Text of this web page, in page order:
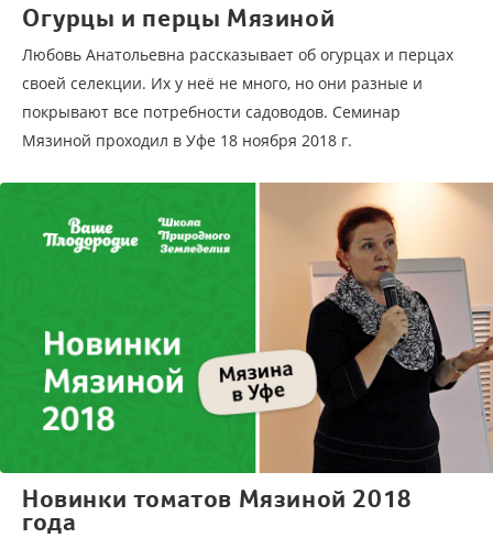
Огурцы и перцы Мязиной
Любовь Анатольевна рассказывает об огурцах и перцах
своей селекции. Их у неё не много, но они разные и
покрывают все потребности садоводов. Семинар
Мязиной проходил в Уфе 18 ноября 2018 г.
Новинки томатов Мязиной 2018
года